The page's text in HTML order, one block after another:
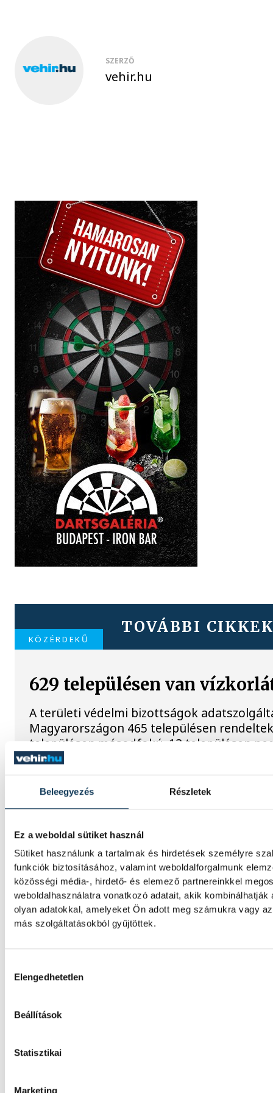
Beleegyezés Részletek
Ez a weboldal sütiket használ
Sütiket használunk a tartalmak és hirdetések személyre
funkciók biztosításához, valamint weboldalforgalmunk
közösségi média-, hirdető- és elemező partnereinkkel
weboldalhasználatra vonatkozó adatait, akik kombinálhatják
olyan adatokkal, amelyeket Ön adott meg számukra vagy
más szolgáltatásokból gyűjtöttek.
Elengedhetetlen
Beállítások
Statisztikai
Marketing
SZERZŐ
vehir.hu
TOVÁBBI CIKKEK
KÖZÉRDEKŰ
629 településen van
A területi védelmi bizottságok
Magyarországon 465 településen
településen másodfokú, 13 településen
vízkorlátozást.
ENERGIAVÁLSÁG
Szigorít a kormány: jönnek
áramkorlátozások
A Duna drasztikusan apadó vízszintje
ponthoz érkezett a hazai energiaellátás. A
atomerőmű teljesítménye a negyedére
szigorításokat léptetett életbe. A vasúti
fejleményeket.